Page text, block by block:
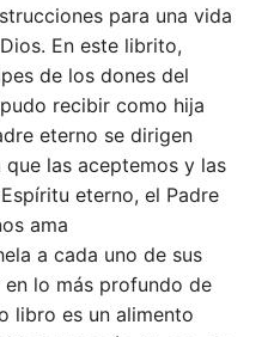
para una vida
En este librito,
de los dones del
recibir como hija
eterno se dirigen
las aceptemos y las
eterno, el Padre
ama
a cada uno de sus
en lo más profundo de
libro es un alimento